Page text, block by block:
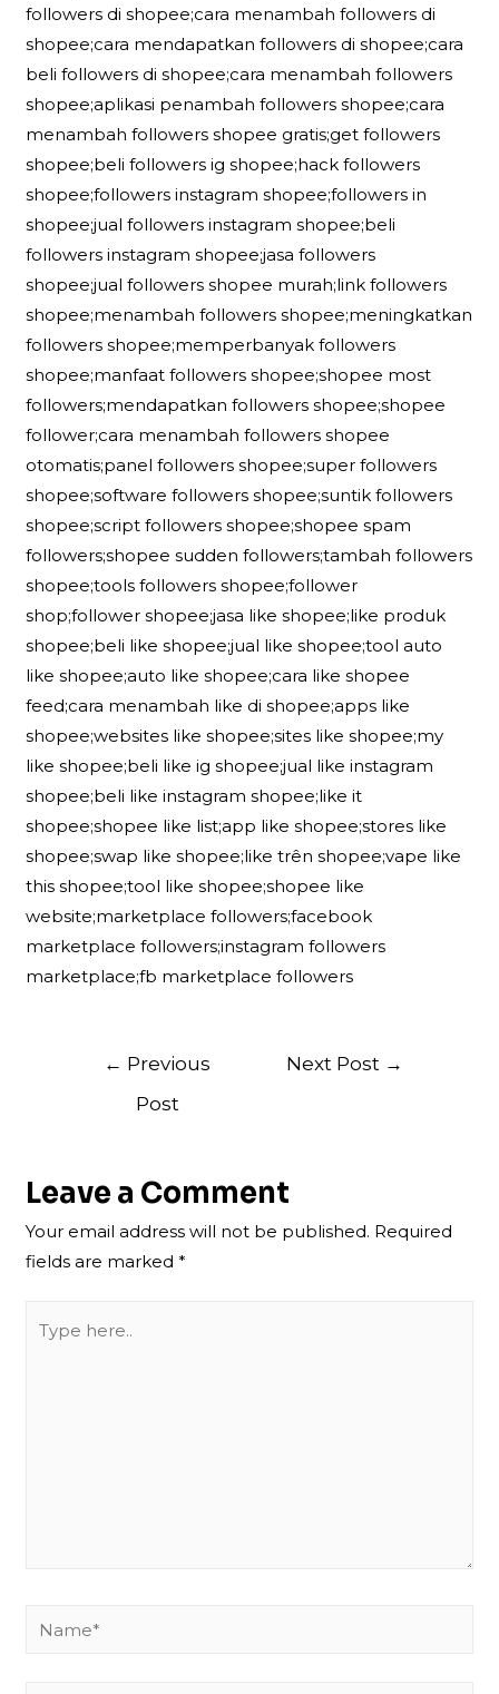
followers di shopee;cara menambah followers di
shopee;cara mendapatkan followers di shopee;cara
beli followers di shopee;cara menambah followers
shopee;aplikasi penambah followers shopee;cara
menambah followers shopee gratis;get followers
shopee;beli followers ig shopee;hack followers
shopee;followers instagram shopee;followers in
shopee;jual followers instagram shopee;beli
followers instagram shopee;jasa followers
shopee;jual followers shopee murah;link followers
shopee;menambah followers shopee;meningkatkan
followers shopee;memperbanyak followers
shopee;manfaat followers shopee;shopee most
followers;mendapatkan followers shopee;shopee
follower;cara menambah followers shopee
otomatis;panel followers shopee;super followers
shopee;software followers shopee;suntik followers
shopee;script followers shopee;shopee spam
followers;shopee sudden followers;tambah followers
shopee;tools followers shopee;follower
shop;follower shopee;jasa like shopee;like produk
shopee;beli like shopee;jual like shopee;tool auto
like shopee;auto like shopee;cara like shopee
feed;cara menambah like di shopee;apps like
shopee;websites like shopee;sites like shopee;my
like shopee;beli like ig shopee;jual like instagram
shopee;beli like instagram shopee;like it
shopee;shopee like list;app like shopee;stores like
shopee;swap like shopee;like trên shopee;vape like
this shopee;tool like shopee;shopee like
website;marketplace followers;facebook
marketplace followers;instagram followers
marketplace;fb marketplace followers
Post
navigation
← Previous
Post
Next Post →
Leave a Comment
Your email address will not be published. Required
fields are marked*
here..
Name*